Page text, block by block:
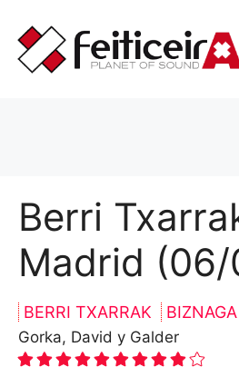
contenido
Berri
Madrid
BERRI TXARRAK BIZNAGA
Gorka, David y Galder